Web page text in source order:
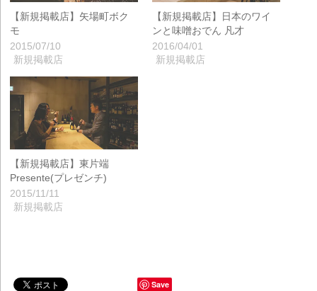
【新規掲載店】矢場町ボク
モ
2015/07/10
新規掲載店
【新規掲載店】日本のワイ
ンと味噌おでん 凡才
2016/04/01
新規掲載店
【新規掲載店】東片端
Presente(プレゼンチ)
2015/11/11
新規掲載店
Save